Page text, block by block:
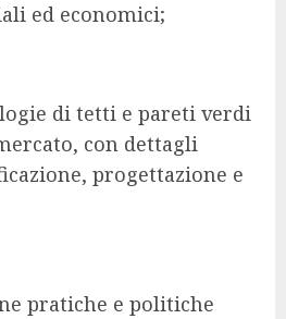
ed economici;
di tetti e pareti verdi
con dettagli
progettazione e
pratiche e politiche